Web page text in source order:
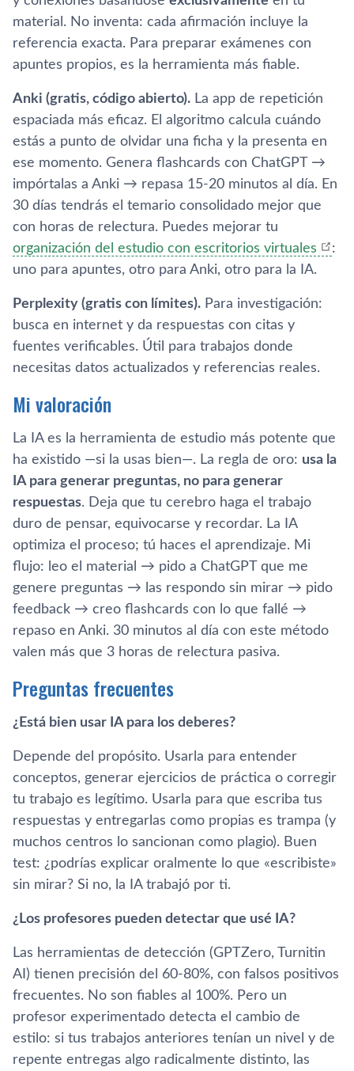
material. No inventa: cada afirmación incluye la
referencia exacta. Para preparar exámenes con
apuntes propios, es la herramienta más fiable.
Anki (gratis, código abierto). La app de repetición
espaciada más eficaz. El algoritmo calcula cuándo
estás a punto de olvidar una ficha y la presenta en
ese momento. Genera flashcards con ChatGPT →
impórtalas a Anki → repasa 15-20 minutos al día. En
30 días tendrás el temario consolidado mejor que
con horas de relectura. Puedes mejorar tu
organización del estudio con escritorios virtuales
:
uno para apuntes, otro para Anki, otro para la IA.
Perplexity (gratis con límites). Para investigación:
busca en internet y da respuestas con citas y
fuentes verificables. Útil para trabajos donde
necesitas datos actualizados y referencias reales.
Mi valoración
La IA es la herramienta de estudio más potente que
ha existido —si la usas bien—. La regla de oro: usa la
IA para generar preguntas, no para generar
respuestas. Deja que tu cerebro haga el trabajo
duro de pensar, equivocarse y recordar. La IA
optimiza el proceso; tú haces el aprendizaje. Mi
flujo: leo el material → pido a ChatGPT que me
genere preguntas → las respondo sin mirar → pido
feedback → creo flashcards con lo que fallé →
repaso en Anki. 30 minutos al día con este método
valen más que 3 horas de relectura pasiva.
Preguntas frecuentes
¿Está bien usar IA para los deberes?
Depende del propósito. Usarla para entender
conceptos, generar ejercicios de práctica o corregir
tu trabajo es legítimo. Usarla para que escriba tus
respuestas y entregarlas como propias es trampa (y
muchos centros lo sancionan como plagio). Buen
test: ¿podrías explicar oralmente lo que «escribiste»
sin mirar? Si no, la IA trabajó por ti.
¿Los profesores pueden detectar que usé IA?
Las herramientas de detección (GPTZero, Turnitin
AI) tienen precisión del 60-80%, con falsos positivos
frecuentes. No son fiables al 100%. Pero un
profesor experimentado detecta el cambio de
estilo: si tus trabajos anteriores tenían un nivel y de
repente entregas algo radicalmente distinto, las